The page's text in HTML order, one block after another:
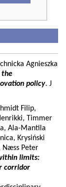
Agnieszka
the
policy. J
Filip,
Timmer
Ala-Mantila
Krysiński
Næss Peter
limits:
corridor